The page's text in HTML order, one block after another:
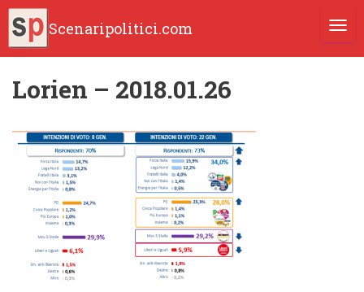
Scenaripolitici.com
Lorien – 2018.01.26